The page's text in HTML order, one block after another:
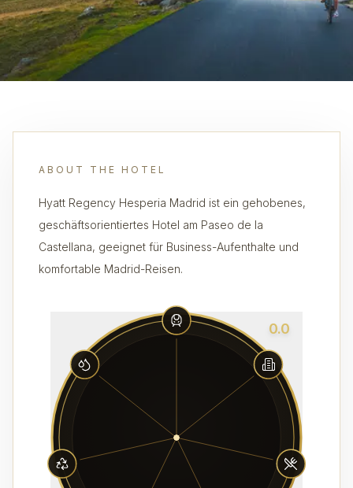
ABOUT THE HOTEL
Hyatt Regency Hesperia Madrid ist ein gehobenes,
geschäftsorientiertes Hotel am Paseo de la
Castellana, geeignet für Business-Aufenthalte und
komfortable Madrid-Reisen.
0.0